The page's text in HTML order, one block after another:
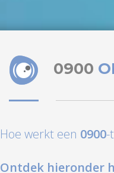
0900
Hoe werkt een 0900-
Ontdek hieronder